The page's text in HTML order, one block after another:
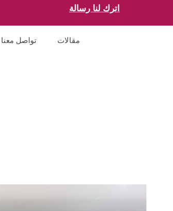
اترك لنا رسالة
تواصل معنا مقالات